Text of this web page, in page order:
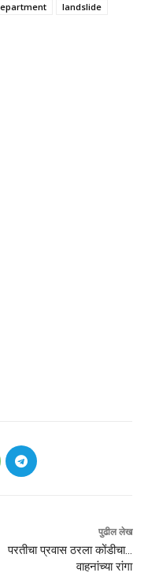
landslide
पुढील लेख
परतीचा प्रवास ठरला कोंडीचा…
वाहनांच्या रांगा